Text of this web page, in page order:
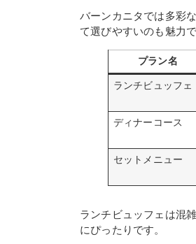
バーンカニタでは多彩
て選びやすいのも魅力で
プラン名
ランチビュッフェ
ディナーコース
セットメニュー
ランチビュッフェは混
にぴったりです。